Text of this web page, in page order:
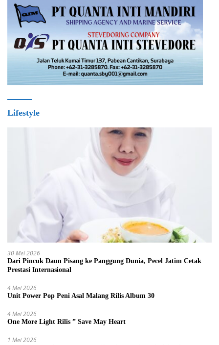
Lifestyle
30 Mei 2026
Dari Pincuk Daun Pisang ke Panggung Dunia, Pecel Jatim Cetak
Prestasi Internasional
4 Mei 2026
Unit Power Pop Peni Asal Malang Rilis Album 30
4 Mei 2026
One More Light Rilis ” Save May Heart
1 Mei 2026